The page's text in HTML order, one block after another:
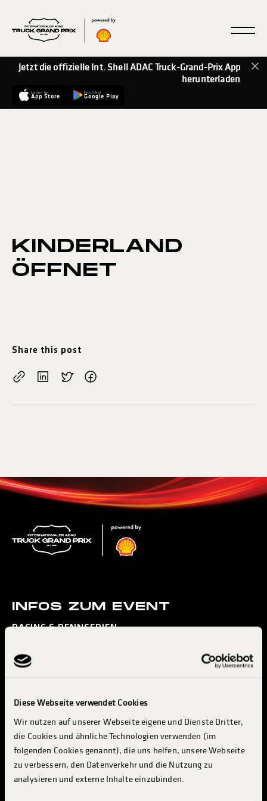
Diese Webseite verwendet Cookies
Wir nutzen auf unserer Webseite eigene und Dienste Dritter,
die Cookies und ähnliche Technologien verwenden (im
folgenden Cookies genannt), die uns helfen, unsere Webseite
zu verbessern, den Datenverkehr und die Nutzung zu
analysieren und externe Inhalte einzubinden.
Jetzt die offizielle Int. Shell ADAC Truck-Grand-Prix App
herunterladen
Laden im
App Store
Jetzt bei
Google Play
KINDERLAND
ÖFFNET
Share this post
INFOS ZUM EVENT
RACING & RENNSERIEN
MESSE & INDUSTRY
TRUCKER CAMP
INDUSTRIE & AUSSTELLER
ABOUT TGP